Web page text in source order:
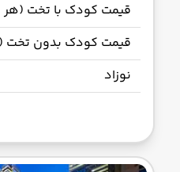
قیمت کودک با تخت (هر
قیمت کودک بدون تخت
نوزاد